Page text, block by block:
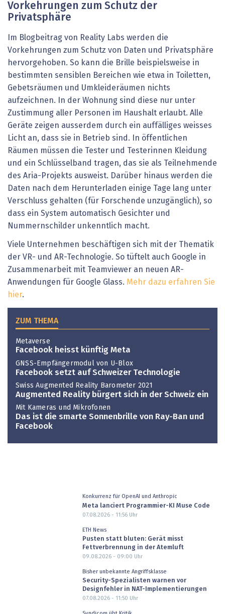
Vorkehrungen zum Schutz der
Privatsphäre
Im Blogbeitrag von Reality Labs werden die
Vorkehrungen zum Schutz von Daten und Privatsphäre
hervorgehoben. So kann die Brille beispielsweise in
bestimmten sensiblen Bereichen wie etwa in Toiletten,
Gebetsräumen und Umkleideräumen nichts
aufzeichnen. In der Wohnung sind diese nur unter
Zustimmung aller Personen im Haushalt erlaubt. Alle
Geräte zeigen ausserdem durch ein auffälliges weisses
Licht an, dass sie in Betrieb sind. In öffentlichen
Räumen müssen die Tester und Testerinnen Kleidung
und ein Schlüsselband tragen, das sie als Teilnehmende
des Aria-Projekts ausweist. Darüber hinaus werden die
Daten nach dem Herunterladen einige Tage lang unter
Verschluss gehalten (für Forschende unzugänglich), so
dass ein System automatisch Gesichter und
Nummernschilder unkenntlich macht.
Viele Unternehmen beschäftigen sich mit der Thematik
der VR- und AR-Technologie. So tüftelt auch Google in
Zusammenarbeit mit Teamviewer an neuen AR-
Anwendungen für Google Glass. Mehr dazu erfahren Sie
hier.
ZUM THEMA
Metaverse
Facebook heisst künftig Meta
GNSS-Empfängermodul von U-Blox
Facebook setzt auf Schweizer Technologie
Swiss Augmented Reality Barometer 2021
Augmented Reality bürgert sich in der Schweiz ein
Mit Kameras und Mikrofonen
Das ist die smarte Sonnenbrille von Ray-Ban und
Facebook
Konkurrenz für OpenAI und Anthropic
Meta lanciert Programmier-KI Muse Code
07.08.2026 - 11:56Uhr
ETH News
Pusten statt bluten: Gerät misst
Fettverbrennung in der Atemluft
09.08.2026 - 09:00 Uhr
Bisher unbekannte Angriffsklasse
Security-Spezialisten warnen vor
Designfehler in NAT-Implementierungen
07.08.2026 - 11:50 Uhr